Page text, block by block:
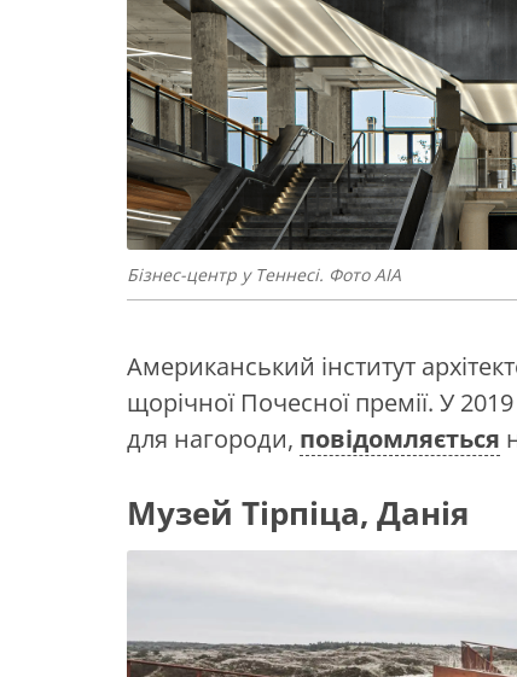
Бізнес-центр у Теннесі. Фото AIA
Американський інститут
щорічної Почесної премії. У
для нагороди, повідомляється
Музей Тірпіца, Данія